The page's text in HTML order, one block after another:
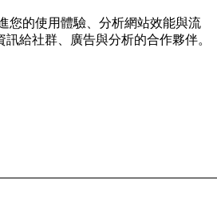
您的使用體驗、分析網站效能與流
給社群、廣告與分析的合作夥伴。